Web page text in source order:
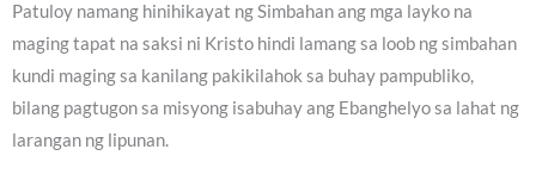
Patuloy namang hinihikayat ng Simbahan ang mga layko na
maging tapat na saksi ni Kristo hindi lamang sa loob ng simbahan
kundi maging sa kanilang pakikilahok sa buhay pampubliko,
bilang pagtugon sa misyong isabuhay ang Ebanghelyo sa lahat ng
larangan ng lipunan.